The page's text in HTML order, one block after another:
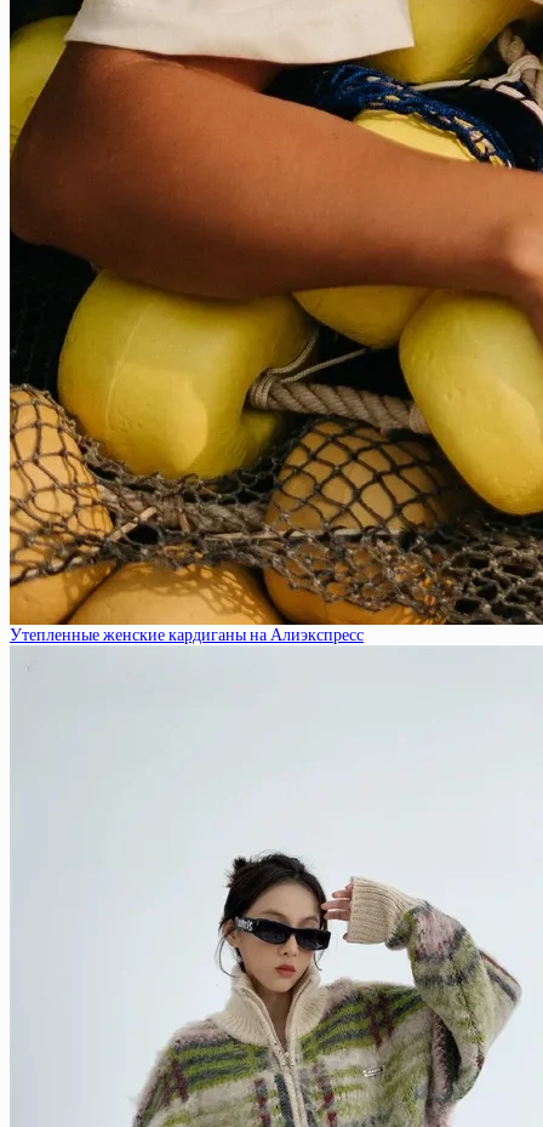
Утепленные женские кардиганы на Алиэкспресс